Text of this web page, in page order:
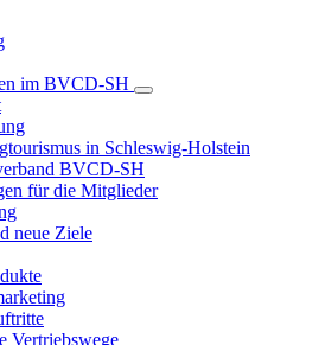
im BVCD-SH
in Schleswig-Holstein
BVCD-SH
für die Mitglieder
neue Ziele
Vertriebswege